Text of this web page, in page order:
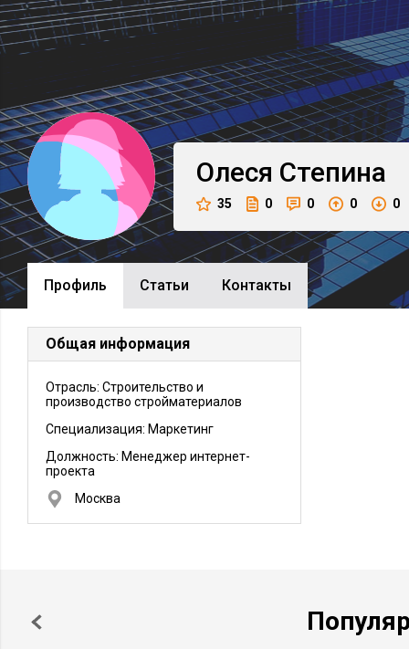
Олеся Степина
35 0 0 0 0
Профиль Cтатьи Контакты
Общая информация
Отрасль: Строительство и
производство стройматериалов
Специализация: Маркетинг
Должность: Менеджер интернет-
проекта
Москва